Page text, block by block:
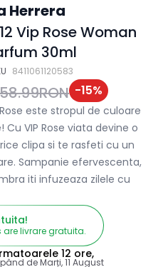
8411061120583
Herrera
Vip Rose Woman
30ml
-15%
este stropul de culoare
VIP Rose viata devine o
clipa si te rasfeti cu un
Sampanie efervescenta,
iti infuzeaza zilele cu
are livrare gratuita.
12 ore,
deMarți, 11 August